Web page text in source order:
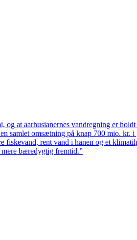
at aarhusianernes vandregning er
samlet omsætning på knap 700 mio.
fiskevand, rent vand i hanen og et
bæredygtig fremtid.”